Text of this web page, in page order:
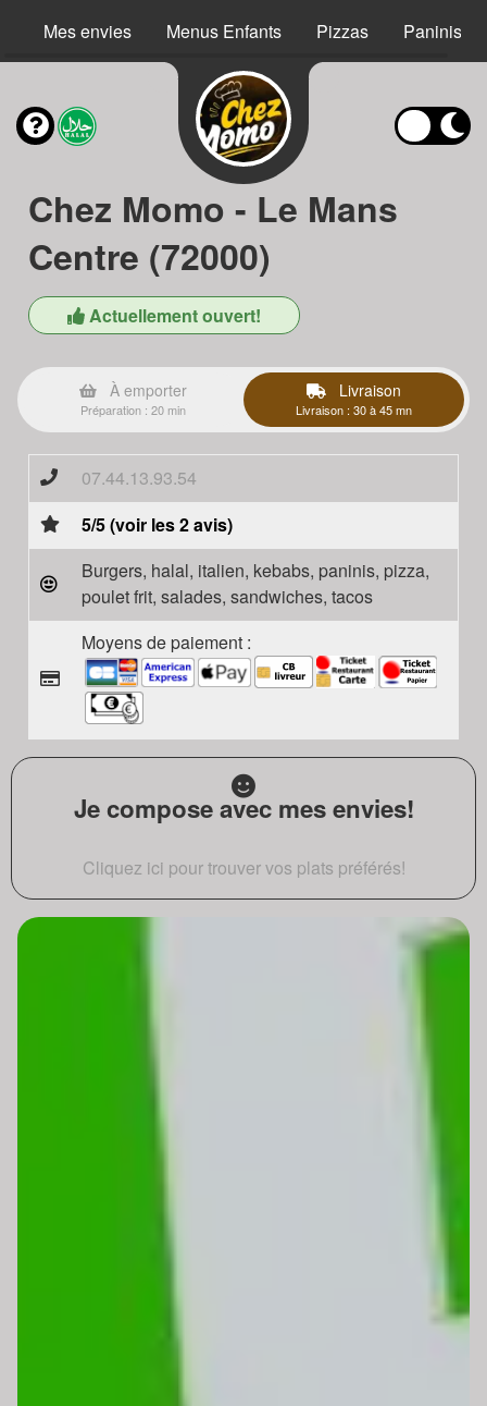
Mes envies Menus Enfants Pizzas Paninis
Chez Momo - Le Mans
Centre (72000)
Actuellement ouvert!
À emporter
Préparation : 20 min
Livraison
Livraison : 30 à 45 mn
07.44.13.93.54
5/5 (voir les 2 avis)
Burgers, halal, italien, kebabs, paninis, pizza,
poulet frit, salades, sandwiches, tacos
Moyens de paiement :
Je compose avec mes envies!
Cliquez ici pour trouver vos plats préférés!